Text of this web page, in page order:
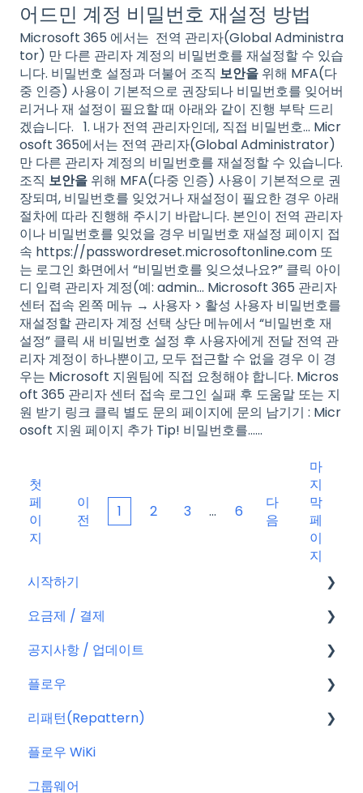
어드민 계정 비밀번호 재설정 방법
Microsoft 365 에서는 전역 관리자(Global Administra
tor) 만 다른 관리자 계정의 비밀번호를 재설정할 수 있습
니다. 비밀번호 설정과 더불어 조직 보안을 위해 MFA(다
중 인증) 사용이 기본적으로 권장되나 비밀번호를 잊어버
리거나 재 설정이 필요할 때 아래와 같이 진행 부탁 드리
겠습니다. 1. 내가 전역 관리자인데, 직접 비밀번호… Micr
osoft 365에서는 전역 관리자(Global Administrator)
만 다른 관리자 계정의 비밀번호를 재설정할 수 있습니다.
조직 보안을 위해 MFA(다중 인증) 사용이 기본적으로 권
장되며, 비밀번호를 잊었거나 재설정이 필요한 경우 아래
절차에 따라 진행해 주시기 바랍니다. 본인이 전역 관리자
이나 비밀번호를 잊었을 경우 비밀번호 재설정 페이지 접
속 https://passwordreset.microsoftonline.com 또
는 로그인 화면에서 “비밀번호를 잊으셨나요?” 클릭 아이
디 입력 관리자 계정(예: admin… Microsoft 365 관리자
센터 접속 왼쪽 메뉴 → 사용자 > 활성 사용자 비밀번호를
재설정할 관리자 계정 선택 상단 메뉴에서 “비밀번호 재
설정” 클릭 새 비밀번호 설정 후 사용자에게 전달 전역 관
리자 계정이 하나뿐이고, 모두 접근할 수 없을 경우 이 경
우는 Microsoft 지원팀에 직접 요청해야 합니다. Micros
oft 365 관리자 센터 접속 로그인 실패 후 도움말 또는 지
원 받기 링크 클릭 별도 문의 페이지에 문의 남기기 : Micr
osoft 지원 페이지 추가 Tip! 비밀번호를…...
첫
페
이
지
이
전
1 2 3 ... 6
다
음
마
지
막
페
이
지
시작하기
회원가입
플로우 계정
요금제 / 결제
요금제
결제
결제 관련 자주 묻는 질문
공지사항 / 업데이트
공지사항
특별 프로모션
신규 업데이트 (PC&서버)
서버 작업
플로우
플로우 관리자(어드민)
프로젝트 이해하기
프로젝트 템플릿
리패턴(Repattern)
리패턴(Repattern) (NEW)
리패턴 기본 AI 기능
플로우 WiKi
그룹웨어